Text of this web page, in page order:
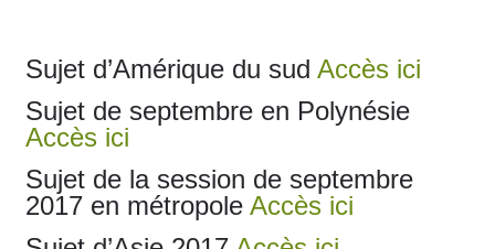
Sujet d’Amérique du sudAccès ici
Sujet de septembre en Polynésie
Accès ici
Sujet de la session de septembre
2017 en métropoleAccès ici